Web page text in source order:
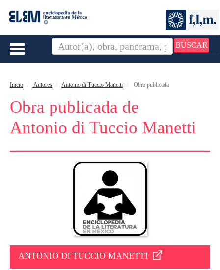
BUSCAR
Toggle
Inicio Autores Antonio di Tuccio Manetti Obra publicada
Obra publicada de
Antonio di Tuccio Manetti
ANTONIO DI TUCCIO MANETTI